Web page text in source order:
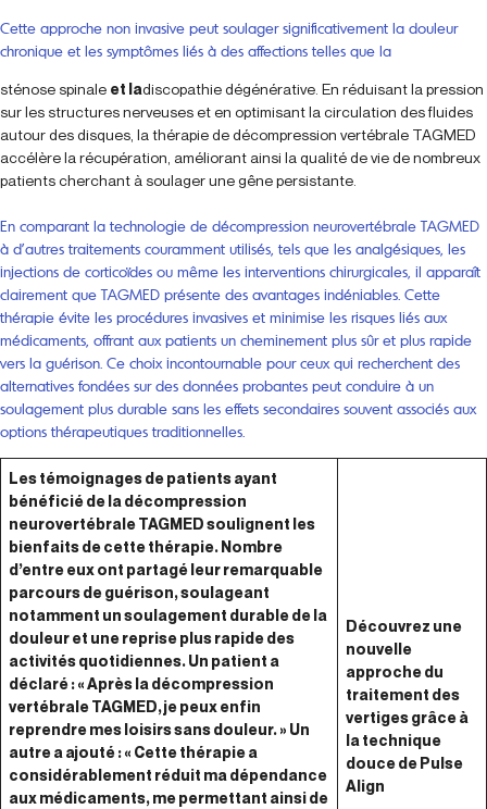
Cette approche non invasive peut soulager significativement la douleur
chronique et les symptômes liés à des affections telles que la
sténose spinale et ladiscopathie dégénérative. En réduisant la pression
sur les structures nerveuses et en optimisant la circulation des fluides
autour des disques, la thérapie de décompression vertébrale TAGMED
accélère la récupération, améliorant ainsi la qualité de vie de nombreux
patients cherchant à soulager une gêne persistante.
En comparant la technologie de décompression neurovertébrale TAGMED
à d’autres traitements couramment utilisés, tels que les analgésiques, les
injections de corticoïdes ou même les interventions chirurgicales, il apparaît
clairement que TAGMED présente des avantages indéniables. Cette
thérapie évite les procédures invasives et minimise les risques liés aux
médicaments, offrant aux patients un cheminement plus sûr et plus rapide
vers la guérison. Ce choix incontournable pour ceux qui recherchent des
alternatives fondées sur des données probantes peut conduire à un
soulagement plus durable sans les effets secondaires souvent associés aux
options thérapeutiques traditionnelles.
Les témoignages de patients ayant
bénéficié de la décompression
neurovertébrale TAGMED soulignent les
bienfaits de cette thérapie. Nombre
d’entre eux ont partagé leur remarquable
parcours de guérison, soulageant
notamment un soulagement durable de la
douleur et une reprise plus rapide des
activités quotidiennes. Un patient a
déclaré : « Après la décompression
vertébrale TAGMED, je peux enfin
reprendre mes loisirs sans douleur. » Un
autre a ajouté : « Cette thérapie a
considérablement réduit ma dépendance
aux médicaments, me permettant ainsi de
Découvrez une
nouvelle
approche du
traitement des
vertiges grâce à
la technique
douce de Pulse
Align